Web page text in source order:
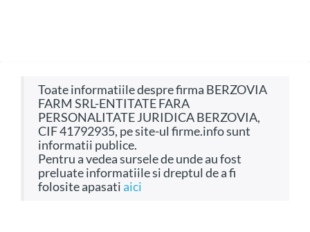
Toate informatiile despre firma BERZOVIA
FARM SRL-ENTITATE FARA
PERSONALITATE JURIDICA BERZOVIA,
CIF 41792935, pe site-ul firme.info sunt
informatii publice.
Pentru a vedea sursele de unde au fost
preluate informatiile si dreptul de a fi
folosite apasatiaici